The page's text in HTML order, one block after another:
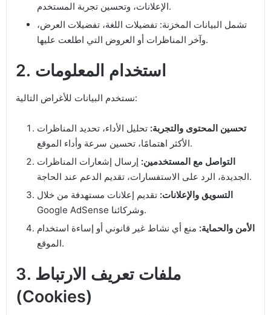
الإعلانات، وتحسين تجربة المستخدم.
تشمل البيانات المخزنة: تفضيلات اللغة، تفضيلات العرض،
وآخر المناظرات أو العروض التي اطلعت عليها.
2. استخدام المعلومات
نستخدم البيانات للأغراض التالية:
تحسين المحتوى والتجربة: تحليل الأداء، تحديد المناظرات
الأكثر اهتمامًا، تحسين سرعة وأداء الموقع.
التواصل مع المستخدمين: إرسال إشعارات المناظرات
الجديدة، الرد على الاستفسارات، تقديم الدعم عند الحاجة.
التسويق والإعلانات: تقديم إعلانات مستهدفة من خلال
Google AdSense وشركائنا.
الأمن والحماية: منع أي نشاط غير قانوني أو إساءة استخدام
الموقع.
3. ملفات تعريف الارتباط
(Cookies)